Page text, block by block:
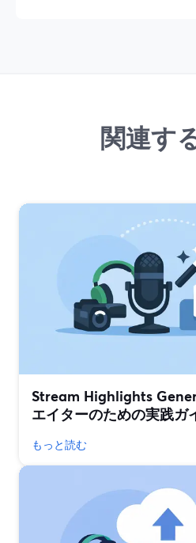
関連す
Stream Highlights
エイターのための実践ガ
もっと読む